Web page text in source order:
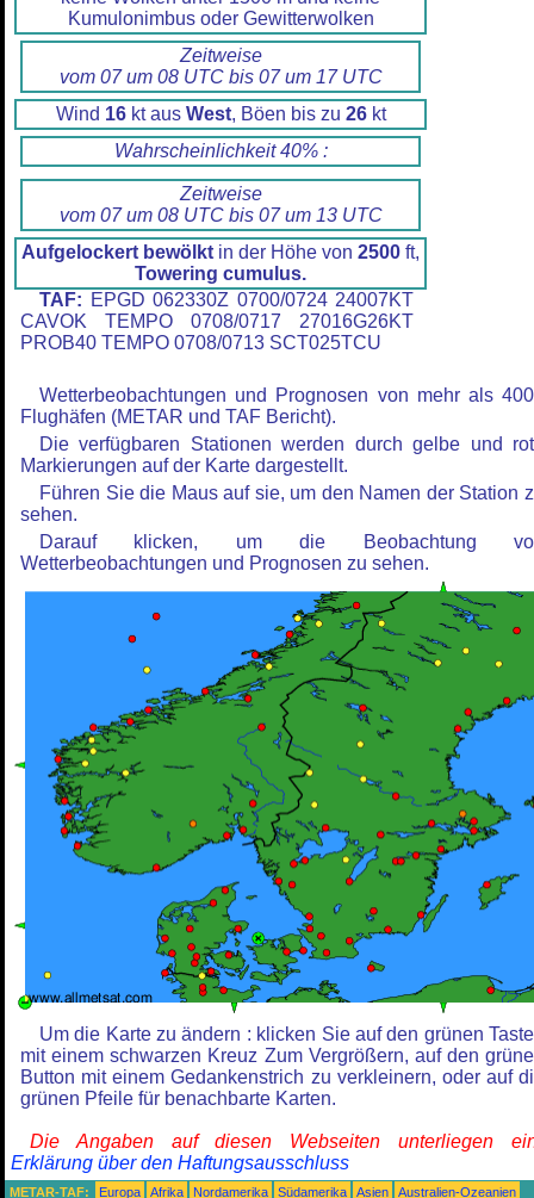
Kumulonimbus oder Gewitterwolken
Zeitweise
vom 07 um 08 UTC bis 07 um 17 UTC
Wind 16kt aus West, Böen bis zu 26kt
Wahrscheinlichkeit 40% :
Zeitweise
vom 07 um 08 UTC bis 07 um 13 UTC
Aufgelockert bewölkt in der Höhe von 2500 ft,
Towering cumulus.
TAF: EPGD 062330Z 0700/0724 24007KT
CAVOK TEMPO 0708/0717 27016G26KT
PROB40 TEMPO 0708/0713 SCT025TCU
Wetterbeobachtungen und Prognosen von mehr als
Flughäfen (METAR und TAF Bericht).
Die verfügbaren Stationen werden durch gelbe und
Markierungen auf der Karte dargestellt.
Führen Sie die Maus auf sie, um den Namen der Station
sehen.
Darauf klicken, um die Beobachtung
Wetterbeobachtungen und Prognosen zu sehen.
Um die Karte zu ändern : klicken Sie auf den grünen
mit einem schwarzen Kreuz Zum Vergrößern, auf den
Button mit einem Gedankenstrich zu verkleinern, oder auf
grünen Pfeile für benachbarte Karten.
Die Angaben auf diesen Webseiten unterliegen
Erklärung über den Haftungsausschluss
METAR-TAF: Europa Afrika Nordamerika Südamerika Asien Australien-Ozeanien